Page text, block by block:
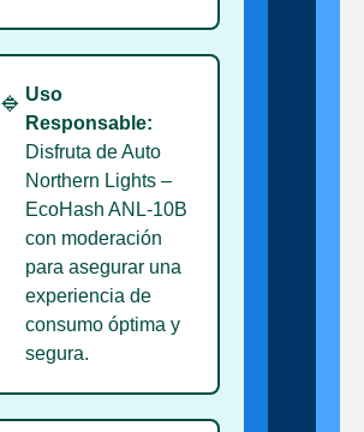
🔹 Uso
Responsable:
Disfruta de Auto
Northern Lights –
EcoHash ANL-10B
con moderación
para asegurar una
experiencia de
consumo óptima y
segura.